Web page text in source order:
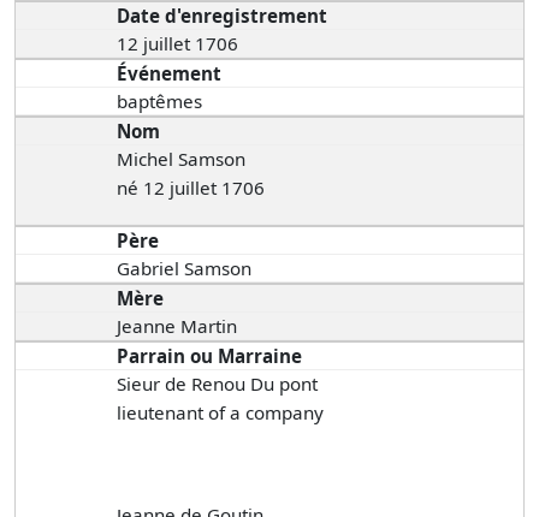
Date d'enregistrement
12 juillet 1706
Événement
baptêmes
Nom
Michel Samson
né 12 juillet 1706
Père
Gabriel Samson
Mère
Jeanne Martin
Parrain ou Marraine
Sieur de Renou Du pont
lieutenant of a company